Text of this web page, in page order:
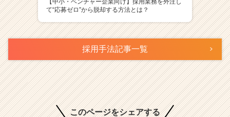
て“応募ゼロ”から脱却する方法とは？
採用手法記事一覧
このページをシェアする